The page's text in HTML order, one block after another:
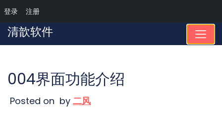
登录 注册
Skip
to
清歆软件
004界面功能介绍
Posted on by 二风